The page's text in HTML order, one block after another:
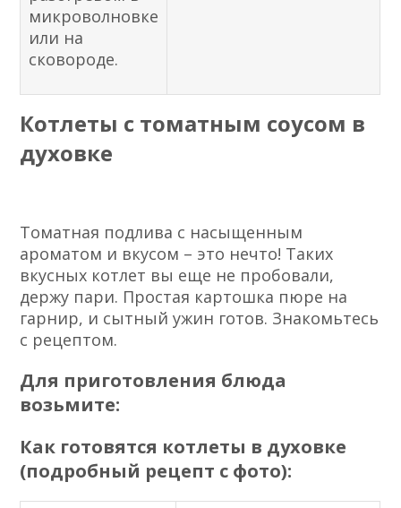
микроволновке
или на
сковороде.
Котлеты с томатным соусом в
духовке
Томатная подлива с насыщенным
ароматом и вкусом – это нечто! Таких
вкусных котлет вы еще не пробовали,
держу пари. Простая картошка пюре на
гарнир, и сытный ужин готов. Знакомьтесь
с рецептом.
Для приготовления блюда
возьмите:
Как готовятся котлеты в духовке
(подробный рецепт с фото):